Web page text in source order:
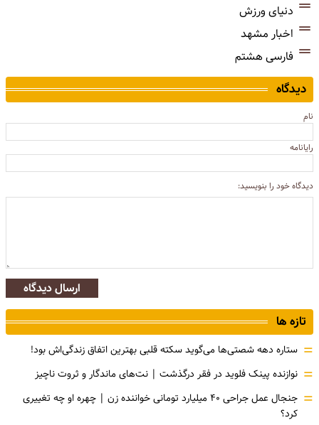
دنیای ورزش
اخبار مشهد
فارسی هشتم
دیدگاه
نام
رایانامه
دیدگاه خود را بنویسید:
ارسال دیدگاه
تازه ها
= ستاره دهه شصتی‌ها می‌گوید سکته قلبی بهترین اتفاق زندگی‌اش بود!
= نوازنده پینک فلوید در فقر درگذشت | نت‌های ماندگار و ثروت ناچیز
=
جنجال عمل جراحی ۴۰ میلیارد تومانی خواننده زن | چهره او چه تغییری
کرد؟